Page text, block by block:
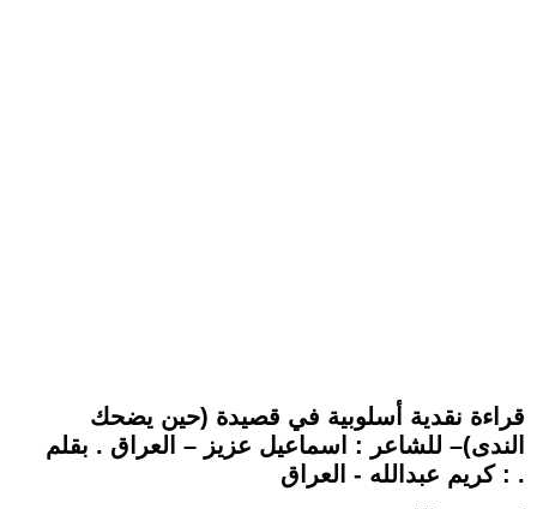
قراءة نقدية أسلوبية في قصيدة (حين يضحك
الندى)– للشاعر : اسماعيل عزيز – العراق . بقلم
: كريم عبدالله - العراق .